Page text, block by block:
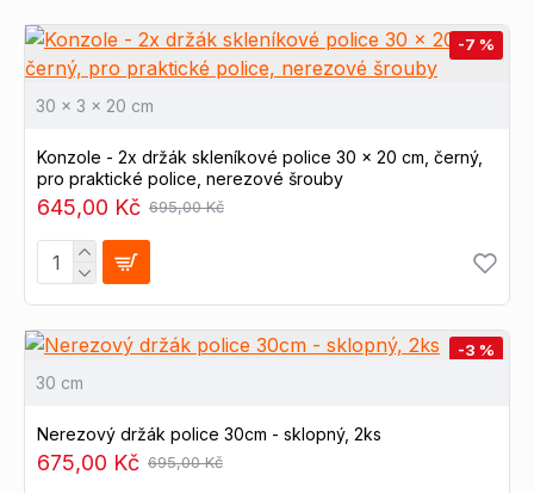
-7 %
30 x 3 x 20 cm
Konzole - 2x držák skleníkové police 30 x 20 cm, černý,
pro praktické police, nerezové šrouby
645,00 Kč 695,00 Kč
-3 %
30 cm
Nerezový držák police 30cm - sklopný, 2ks
675,00 Kč 695,00 Kč